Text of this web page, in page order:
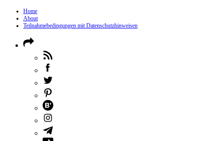
Home
About
Teilnahmebedingungen mit Datenschutzhinweisen